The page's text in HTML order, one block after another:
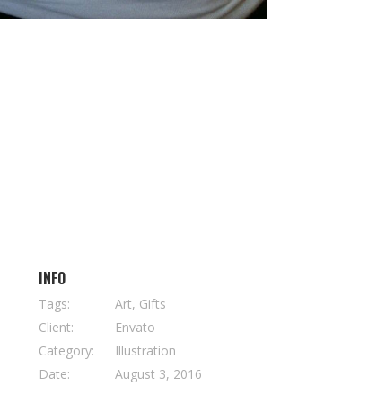
INFO
Tags:
Art, Gifts
Client:
Envato
Category:
Illustration
Date:
August 3, 2016